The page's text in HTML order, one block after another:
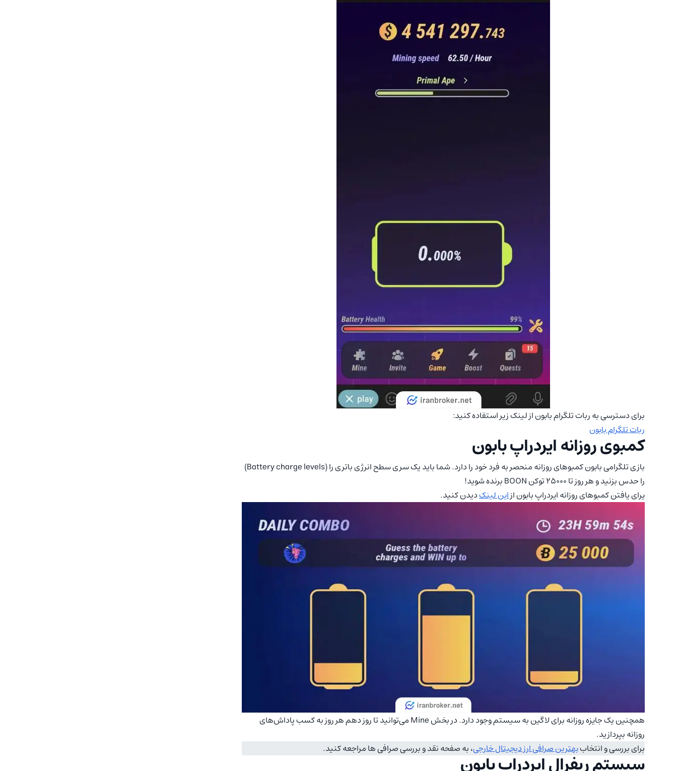
برای دسترسی به ربات تلگرام بابون از لینک زیر استفاده کنید:
ربات تلگرام بابون
کمبوی روزانه ایردراپ بابون
بازی تلگرامی بابون کمبوهای روزانه منحصر به فرد خود را دارد. شما باید یک سری سطح انرژی باتری را (Battery charge levels)
را حدس بزنید و هر روز تا 25000 توکن BOON برنده شوید!
یرای یافتن کمبوهای روزانه ایردراپ بابون ازاین لینکدیدن کنید.
همچنین یک جایزه روزانه برای لاگین به سیستم وجود دارد. در بخش Mine می‌توانید تا روز دهم هر روز به کسب پاداش‌های
روزانه بپردازید.
برای بررسی و انتخاببهترین صرافی ارز دیجیتال خارجی، به صفحه نقد و بررسی صرافی ها مراجعه کنید.
سیستم ریفرال ایردراپ بابون